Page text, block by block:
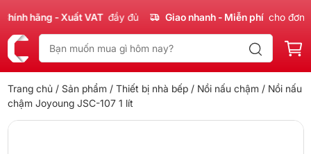
hãng - Xuất VAT đầy đủ Giao nhanh - Miễn phí cho đơn
Trang chủ / Sản phẩm / Thiết bị nhà bếp/ Nồi nấu chậm / Nồi nấu
chậm Joyoung JSC-107 1 lít